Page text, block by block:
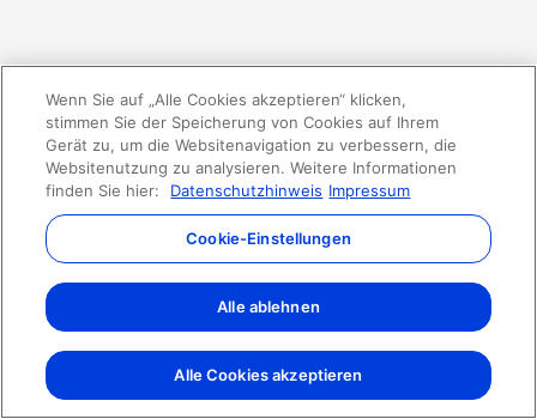
Wenn Sie auf „Alle Cookies akzeptieren“ klicken,
stimmen Sie der Speicherung von Cookies auf Ihrem
Gerät zu, um die Websitenavigation zu verbessern, die
Websitenutzung zu analysieren. Weitere Informationen
finden Sie hier:
Datenschutzhinweis Impressum
Cookie-Einstellungen
Alle ablehnen
Alle Cookies akzeptieren